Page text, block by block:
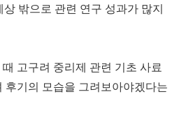
밖으로 관련 연구 성과가 많지
고구려 중리제 관련 기초 사료
후기의 모습을 그려보아야겠다는